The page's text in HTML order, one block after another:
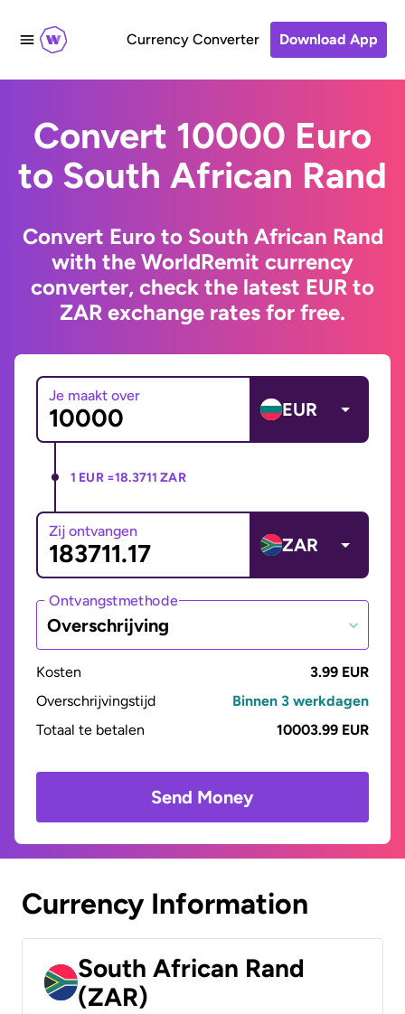
Currency Converter Download App
Convert 10000 Euro
to South African Rand
Convert Euro to South African Rand
with the WorldRemit currency
converter, check the latest EUR to
ZAR exchange rates for free.
Je maakt over
EUR
1 EUR =18.3711 ZAR
Zij ontvangen
ZAR
Ontvangstmethode
Overschrijving
Kosten
3.99 EUR
Overschrijvingstijd
Binnen 3 werkdagen
Totaal te betalen
10003.99 EUR
Send Money
Currency Information
South African Rand
(ZAR)